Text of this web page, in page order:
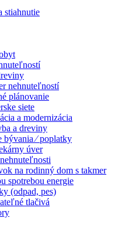
stiahnutie
nehnuteľností
plánovanie
siete
a modernizácia
a dreviny
bývania ⁄ poplatky
úver
na rodinný dom s takmer
spotrebou energie
(odpad, pes)
tlačivá